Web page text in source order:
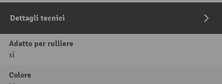
Dettagli tecnici
Adatto per rulliere
sì
Colore